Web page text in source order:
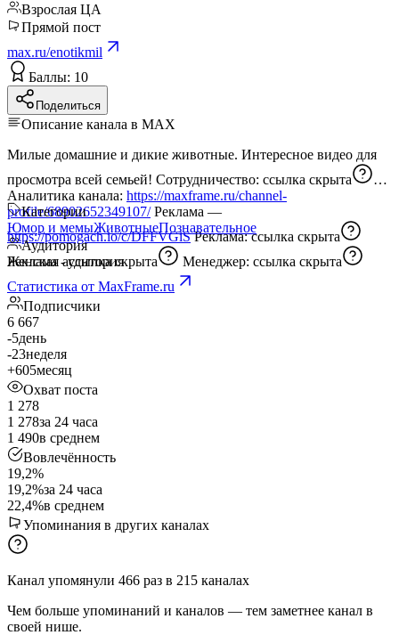
Взрослая ЦА
Прямой пост
max.ru/enotikmil
Баллы: 10
Поделиться
Описание канала в MAX
Милые домашние и дикие животные. Интересное видео для
просмотра всей семьей! Сотрудничество: ссылка скрыта
Аналитика канала: https://maxframe.ru/channel-
profile/68902652349107/ Реклама —
https://pomogach.io/c/DFFVGiS Реклама:ссылка скрыта
Реклама -ссылка скрыта Менеджер: ссылка скрыта
Категории
Юмор и мемыЖивотныеПознавательное
Аудитория
Женская аудитория
Статистика от MaxFrame.ru
Подписчики
6 667
-5день
-23неделя
+605месяц
Охват поста
1 278
1 278за 24 часа
1 490в среднем
Вовлечённость
19,2%
19,2%за 24 часа
22,4%в среднем
Упоминания в других каналах
Канал упомянули 466 раз в 215 каналах
Чем больше упоминаний и каналов — тем заметнее канал в
своей нише.